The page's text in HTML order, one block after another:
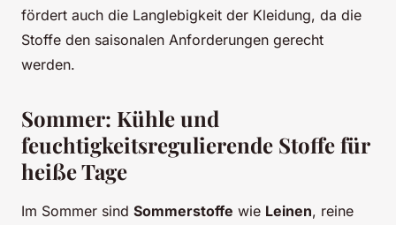
fördert auch die Langlebigkeit der Kleidung, da die
Stoffe den saisonalen Anforderungen gerecht
werden.
Sommer: Kühle und
feuchtigkeitsregulierende Stoffe für
heiße Tage
Im Sommer sind Sommerstoffe wie Leinen, reine